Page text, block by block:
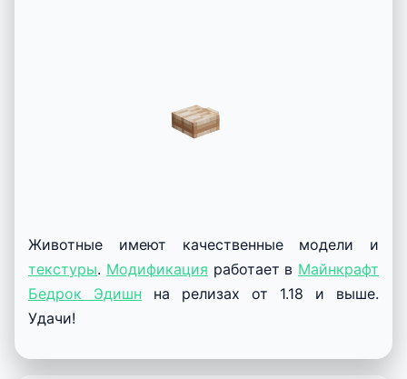
Животные имеют качественные модели и
текстуры. Модификация работает в Майнкрафт
Бедрок Эдишн на релизах от 1.18 и выше.
Удачи!